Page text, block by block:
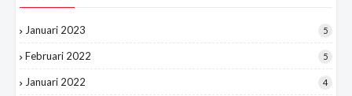
Januari 2023 5
Februari 2022 5
Januari 2022 4